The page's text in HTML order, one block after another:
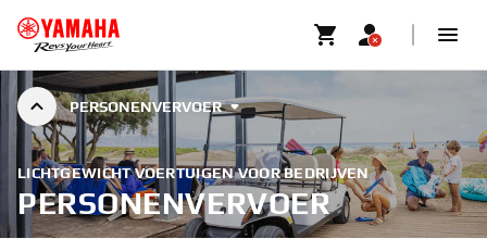
PERSONENVERVOER
LICHTGEWICHT VOERTUIGEN VOOR BEDRIJVEN
PERSONENVERVOER